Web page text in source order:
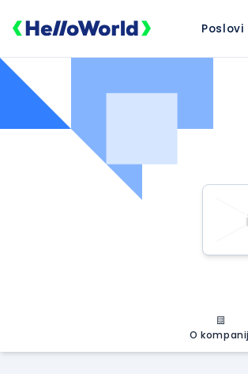
Poslovi
O